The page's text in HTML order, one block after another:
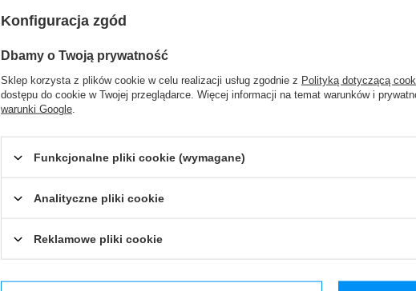
drukarką etykiet AIMO AM246S / biała
Konfiguracja zgód
Dbamy o Twoją prywatność
Sklep korzysta z plików cookie w celu realizacji usług zgodnie z Polityką dotyczącą
dostępu do cookie w Twojej przeglądarce. Więcej informacji na temat warunków i
warunki Google
Funkcjonalne pliki cookie (wymagane)
Analityczne pliki cookie
Reklamowe pliki cookie